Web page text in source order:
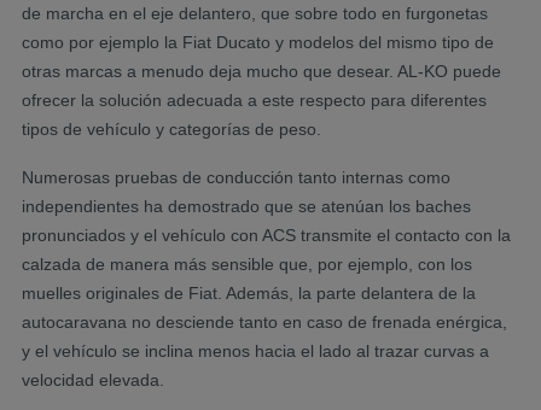
de marcha en el eje delantero, que sobre todo en furgonetas
como por ejemplo la Fiat Ducato y modelos del mismo tipo de
otras marcas a menudo deja mucho que desear. AL-KO puede
ofrecer la solución adecuada a este respecto para diferentes
tipos de vehículo y categorías de peso.
Numerosas pruebas de conducción tanto internas como
independientes ha demostrado que se atenúan los baches
pronunciados y el vehículo con ACS transmite el contacto con la
calzada de manera más sensible que, por ejemplo, con los
muelles originales de Fiat. Además, la parte delantera de la
autocaravana no desciende tanto en caso de frenada enérgica,
y el vehículo se inclina menos hacia el lado al trazar curvas a
velocidad elevada.